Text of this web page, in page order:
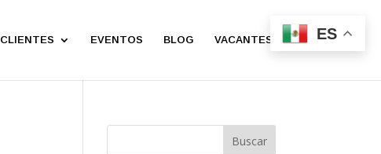
CLIENTES EVENTOS BLOG VACANTES CONTACTO
ES